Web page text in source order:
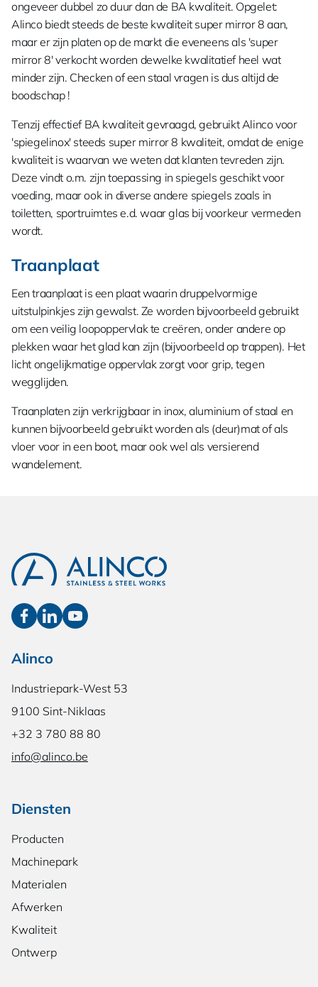
ongeveer dubbel zo duur dan de BA kwaliteit. Opgelet:
Alinco biedt steeds de beste kwaliteit super mirror 8 aan,
maar er zijn platen op de markt die eveneens als 'super
mirror 8' verkocht worden dewelke kwalitatief heel wat
minder zijn. Checken of een staal vragen is dus altijd de
boodschap !
Tenzij effectief BA kwaliteit gevraagd, gebruikt Alinco voor
'spiegelinox' steeds super mirror 8 kwaliteit, omdat de enige
kwaliteit is waarvan we weten dat klanten tevreden zijn.
Deze vindt o.m. zijn toepassing in spiegels geschikt voor
voeding, maar ook in diverse andere spiegels zoals in
toiletten, sportruimtes e.d. waar glas bij voorkeur vermeden
wordt.
Traanplaat
Een traanplaat is een plaat waarin druppelvormige
uitstulpinkjes zijn gewalst. Ze worden bijvoorbeeld gebruikt
om een veilig loopoppervlak te creëren, onder andere op
plekken waar het glad kan zijn (bijvoorbeeld op trappen). Het
licht ongelijkmatige oppervlak zorgt voor grip, tegen
wegglijden.
Traanplaten zijn verkrijgbaar in inox, aluminium of staal en
kunnen bijvoorbeeld gebruikt worden als (deur)mat of als
vloer voor in een boot, maar ook wel als versierend
wandelement.
Alinco
Industriepark-West 53
9100 Sint-Niklaas
+32 3 780 88 80
info@alinco.be
Diensten
Producten
Machinepark
Materialen
Afwerken
Kwaliteit
Ontwerp